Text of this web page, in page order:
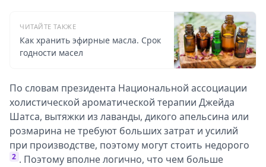
ЧИТАЙТЕ ТАКЖЕ
Как хранить эфирные масла. Срок
годности масел
По словам президента Национальной ассоциации
холистической ароматической терапии Джейда
Шатса, вытяжки из лаванды, дикого апельсина или
розмарина не требуют больших затрат и усилий
при производстве, поэтому могут стоить недорого
2 . Поэтому вполне логично, что чем больше